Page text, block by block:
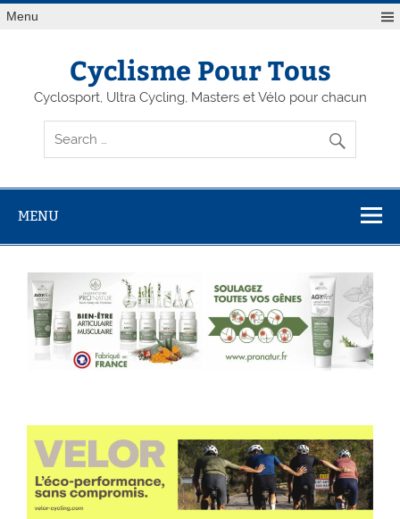
Menu
Cyclisme Pour Tous
Cyclosport, Ultra Cycling, Masters et Vélo pour chacun
MENU